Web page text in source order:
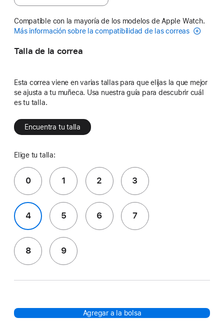
Compatible con la mayoría de los modelos de Apple Watch.
Más información sobre la compatibilidad de las correas
Talla de la correa
Esta correa viene en varias tallas para que elijas la que mejor
se ajusta a tu muñeca. Usa nuestra guía para descubrir cuál
es tu talla.
Encuentra tu talla
Elige tu talla:
0 1 2 3
4 5 6 7
8 9
Agregar a la bolsa